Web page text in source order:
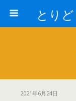
2021年6月24日